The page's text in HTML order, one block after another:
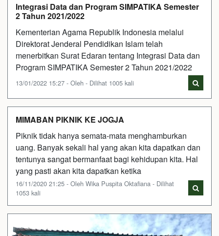
Integrasi Data dan Program SIMPATIKA Semester
2 Tahun 2021/2022
Kementerian Agama Republik Indonesia melalui
Direktorat Jenderal Pendidikan Islam telah
menerbitkan Surat Edaran tentang Integrasi Data dan
Program SIMPATIKA Semester 2 Tahun 2021/2022
13/01/2022 15:27 - Oleh - Dilihat 1005 kali
MIMABAN PIKNIK KE JOGJA
Piknik tidak hanya semata-mata menghamburkan
uang. Banyak sekali hal yang akan kita dapatkan dan
tentunya sangat bermanfaat bagi kehidupan kita. Hal
yang pasti akan kita dapatkan ketika
16/11/2020 21:25 - Oleh Wika Puspita Oktafiana - Dilihat
1053 kali